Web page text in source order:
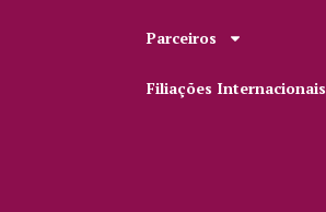
Parceiros
Filiações Internacionais